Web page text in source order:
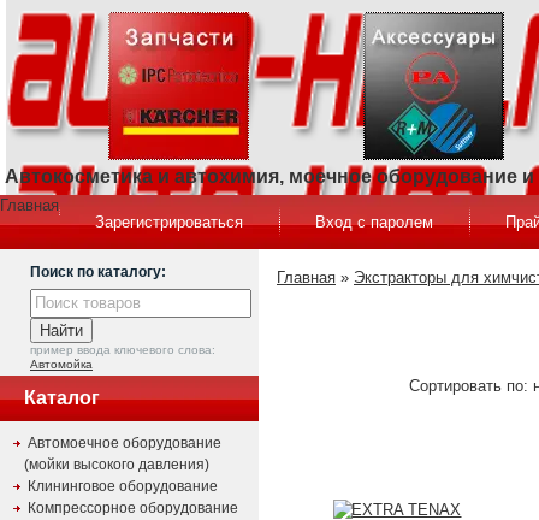
Автокосметика и автохимия, моечное оборудование
Главная
Зарегистрироваться
Вход с паролем
Поиск по каталогу:
пример ввода ключевого слова:
Автомойка
Каталог
Автомоечное оборудование
(мойки высокого давления)
Клининговое оборудование
Компрессорное оборудование
Главная » Экстракторы для
Сортировать по: